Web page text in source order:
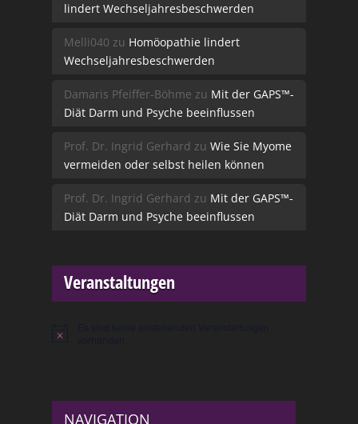
lindert Wechseljahresbeschwerden
Melli040 zu Homöopathie lindert
Wechseljahresbeschwerden
Damaris Pfeiffer-Böhme zu Mit der GAPS™-
Diät Darm und Psyche beeinflussen
Prof. Dr. Ingrid Gerhard zu Wie Sie Myome
vermeiden oder selbst heilen können
Prof. Dr. Ingrid Gerhard zu Mit der GAPS™-
Diät Darm und Psyche beeinflussen
Veranstaltungen
Hinweis
NAVIGATION